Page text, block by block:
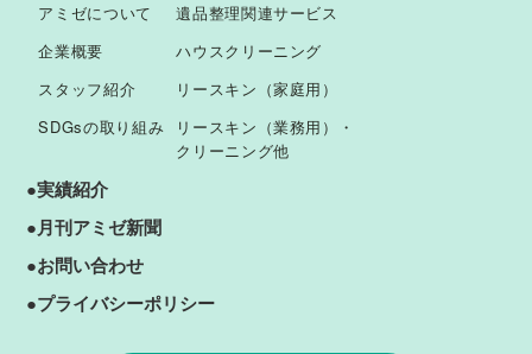
アミゼについて
企業概要
スタッフ紹介
SDGsの取り組み
遺品整理関連サービス
ハウスクリーニング
リースキン（家庭用）
リースキン（業務用）・
クリーニング他
●実績紹介
●月刊アミゼ新聞
●お問い合わせ
●プライバシーポリシー